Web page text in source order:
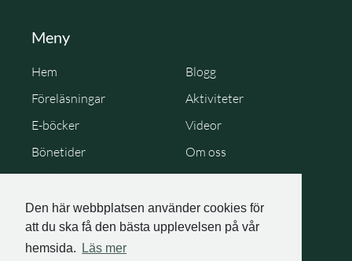
Den här webbplatsen använder cookies för
att du ska få den bästa upplevelsen på vår
hemsida.
Läs mer
Meny
Hem
Blogg
Föreläsningar
Aktiviteter
E-böcker
Videor
Bönetider
Om oss
Cookie Policy
Personuppgiftspolicy